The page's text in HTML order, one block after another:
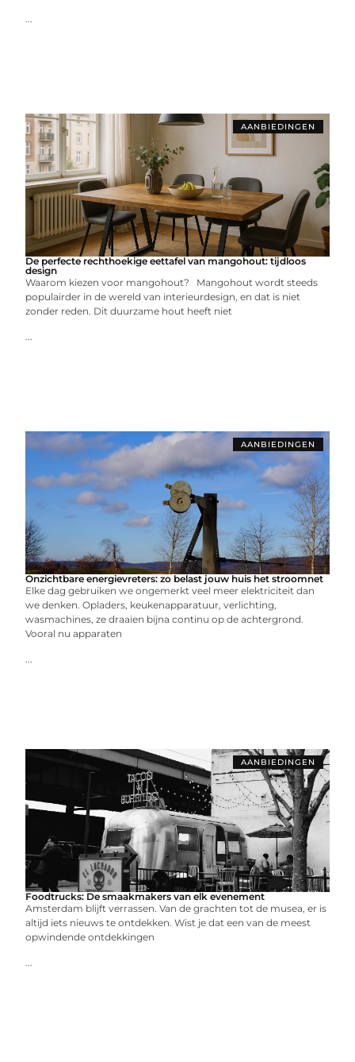
...
AANBIEDINGEN
De perfecte rechthoekige eettafel van mangohout: tijdloos
design
Waarom kiezen voor mangohout? Mangohout wordt steeds
populairder in de wereld van interieurdesign, en dat is niet
zonder reden. Dit duurzame hout heeft niet
...
AANBIEDINGEN
Onzichtbare energievreters: zo belast jouw huis het stroomnet
Elke dag gebruiken we ongemerkt veel meer elektriciteit dan
we denken. Opladers, keukenapparatuur, verlichting,
wasmachines, ze draaien bijna continu op de achtergrond.
Vooral nu apparaten
...
AANBIEDINGEN
Foodtrucks: De smaakmakers van elk evenement
Amsterdam blijft verrassen. Van de grachten tot de musea, er is
altijd iets nieuws te ontdekken. Wist je dat een van de meest
opwindende ontdekkingen
...